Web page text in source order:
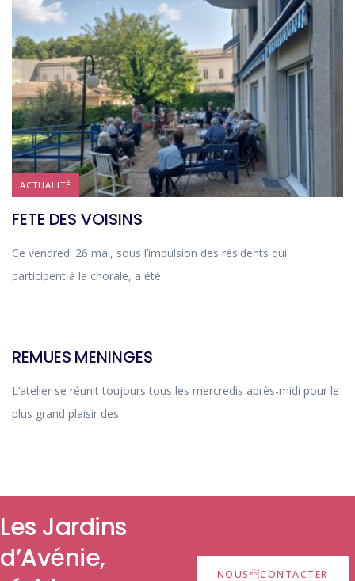
ACTUALITÉ
FETE DES VOISINS
Ce vendredi 26 mai, sous l’impulsion des résidents qui
participent à la chorale, a été
REMUES MENINGES
L’atelier se réunit toujours tous les mercredis après-midi pour le
plus grand plaisir des
Les Jardins
d’Avénie,
NOUSCONTACTER